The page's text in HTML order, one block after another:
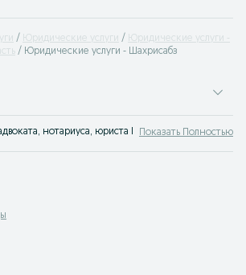
Юридические услуги
Юридические услуги -
Юридические услуги - Шахрисабз
нотариуса, юриста Шахрисабз. Доступная
Показать Полностью